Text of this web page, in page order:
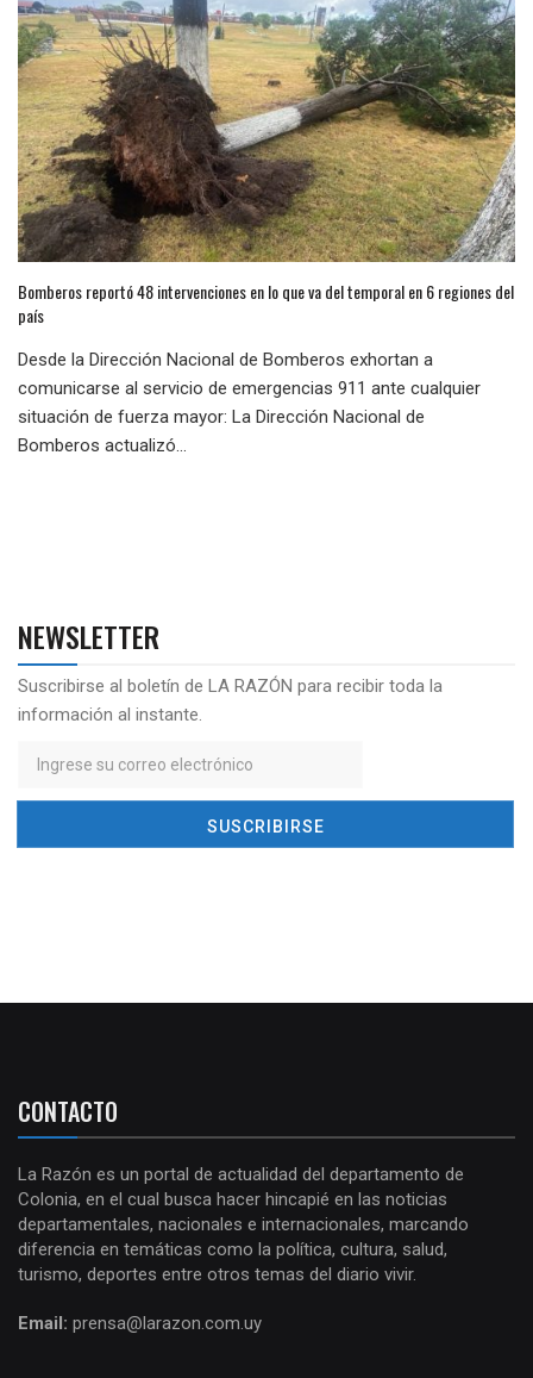
Bomberos reportó 48 intervenciones en lo que va del temporal en 6 regiones del
país
Desde la Dirección Nacional de Bomberos exhortan a
comunicarse al servicio de emergencias 911 ante cualquier
situación de fuerza mayor: La Dirección Nacional de
Bomberos actualizó...
NEWSLETTER
Suscribirse al boletín de LA RAZÓN para recibir toda la
información al instante.
CONTACTO
La Razón es un portal de actualidad del departamento de
Colonia, en el cual busca hacer hincapié en las noticias
departamentales, nacionales e internacionales, marcando
diferencia en temáticas como la política, cultura, salud,
turismo, deportes entre otros temas del diario vivir.
Email: prensa@larazon.com.uy